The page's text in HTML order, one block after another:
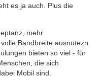
es ja auch. Plus die
mehr
Bandbreite ausnutezn.
bieten so viel - für
die sich
Mobil sind.